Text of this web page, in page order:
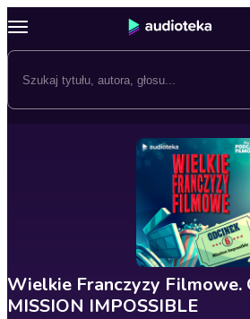
Wielkie Franczyzy Filmowe.
MISSION IMPOSSIBLE